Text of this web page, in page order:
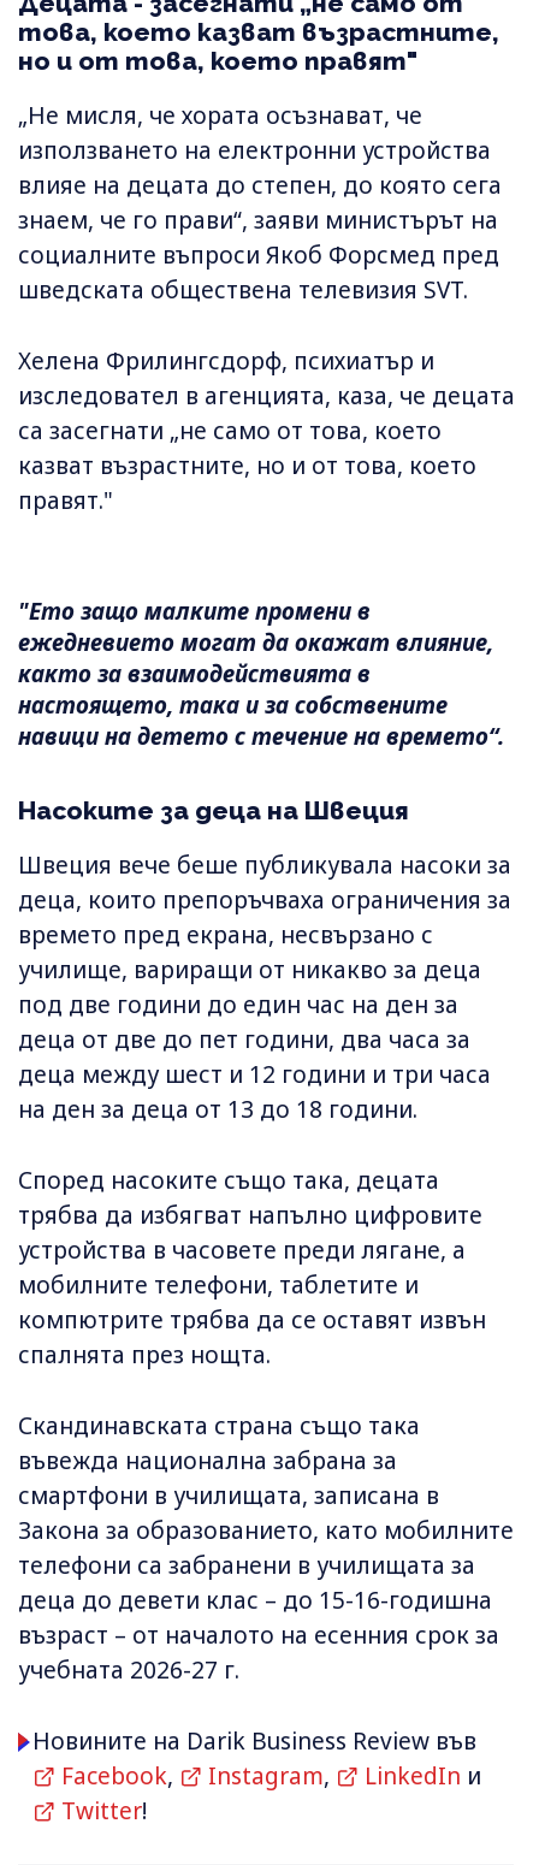
това, което казват възрастните,
но и от това, което правят"
„Не мисля, че хората осъзнават, че
използването на електронни устройства
влияе на децата до степен, до която сега
знаем, че го прави“, заяви министърът на
социалните въпроси Якоб Форсмед пред
шведската обществена телевизия SVT.
Хелена Фрилингсдорф, психиатър и
изследовател в агенцията, каза, че децата
са засегнати „не само от това, което
казват възрастните, но и от това, което
правят."
"Ето защо малките промени в
ежедневието могат да окажат влияние,
както за взаимодействията в
настоящето, така и за собствените
навици на детето с течение на времето“.
Насоките за деца на Швеция
Швеция вече беше публикувала насоки за
деца, които препоръчваха ограничения за
времето пред екрана, несвързано с
училище, вариращи от никакво за деца
под две години до един час на ден за
деца от две до пет години, два часа за
деца между шест и 12 години и три часа
на ден за деца от 13 до 18 години.
Според насоките също така, децата
трябва да избягват напълно цифровите
устройства в часовете преди лягане, а
мобилните телефони, таблетите и
компютрите трябва да се оставят извън
спалнята през нощта.
Скандинавската страна също така
въвежда национална забрана за
смартфони в училищата, записана в
Закона за образованието, като мобилните
телефони са забранени в училищата за
деца до девети клас – до 15-16-годишна
възраст – от началото на есенния срок за
учебната 2026-27 г.
Новините на Darik Business Review във
Facebook, Instagram, LinkedIn и
Twitter!